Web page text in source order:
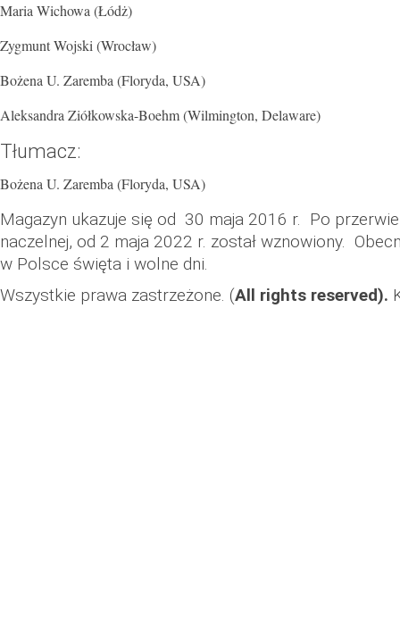
Maria Wichowa (Łódż)
Zygmunt Wojski (Wrocław)
Bożena U. Zaremba (Floryda, USA)
Aleksandra Ziółkowska-Boehm (Wilmington, Delaware)
Tłumacz:
Bożena U. Zaremba (Floryda, USA)
Magazyn ukazuje się od 30 maja 2016 r. Po
naczelnej, od 2 maja 2022 r. został wznowiony.
w Polsce święta i wolne dni.
Wszystkie prawa zastrzeżone. (All rights reserved).